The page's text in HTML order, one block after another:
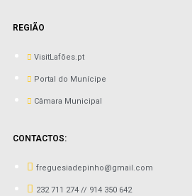
REGIÃO
VisitLafões.pt
Portal do Munícipe
Câmara Municipal
CONTACTOS:
freguesiadepinho@gmail.com
232 711 274 // 914 350 642